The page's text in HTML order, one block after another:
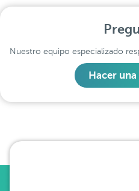
Nuestro equipo especializado
Hacer